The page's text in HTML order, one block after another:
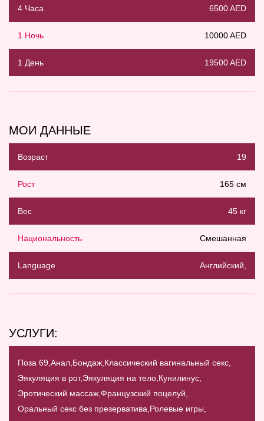
4 Часа 6500 AED
1 Ночь 10000 AED
1 День 19500 AED
МОИ ДАННЫЕ
Возраст 19
Рост 165 см
Вес 45 кг
Национальность Смешанная
Language Английский,
УСЛУГИ:
Поза 69, Анал, Бондаж, Классический вагинальный секс,
Эякуляция в рот,Эякуляция на тело, Кунилинус,
Эротический массаж, Французский поцелуй,
Оральный секс без презерватива, Ролевые игры,